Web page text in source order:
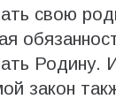
свою
Родину.
закон